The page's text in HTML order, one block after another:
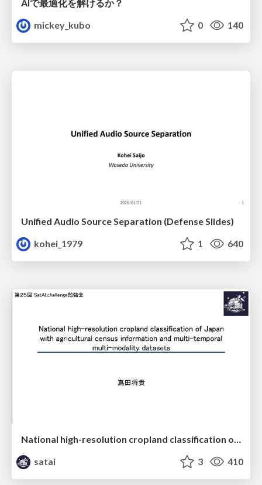
AIで最適化を解けるか？
mickey_kubo
0 140
Unified Audio Source Separation (Defense Slides)
kohei_1979
1 640
National high-resolution cropland classification of Japan with agricultural census information and multi-temporal multi-modality datasets
satai
3 410